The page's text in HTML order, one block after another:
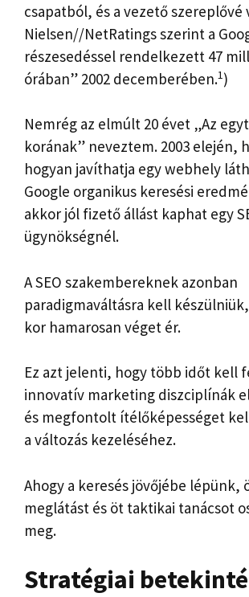
csapatból, és a vezető szereplővé
Nielsen//NetRatings szerint a
részesedéssel rendelkezett 47
órában” 2002 decemberében.1)
Nemrég az elmúlt 20 évet „Az
korának” neveztem. 2003 elején,
hogyan javíthatja egy webhely
Google organikus keresési
akkor jól fizető állást kaphat egy
ügynökségnél.
A SEO szakembereknek azonban
paradigmaváltásra kell
kor hamarosan véget ér.
Ez azt jelenti, hogy több időt kell
innovatív marketing diszciplínák
és megfontolt ítélőképességet
a változás kezeléséhez.
Ahogy a keresés jövőjébe lépünk,
meglátást és öt taktikai tanácsot
meg.
Stratégiai